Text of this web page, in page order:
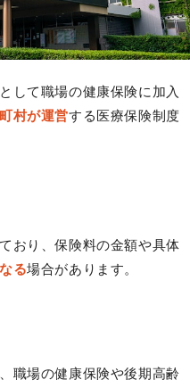
して職場の健康保険に加入
村が運営する医療保険制度
おり、保険料の金額や具体
る場合があります。
職場の健康保険や後期高齢